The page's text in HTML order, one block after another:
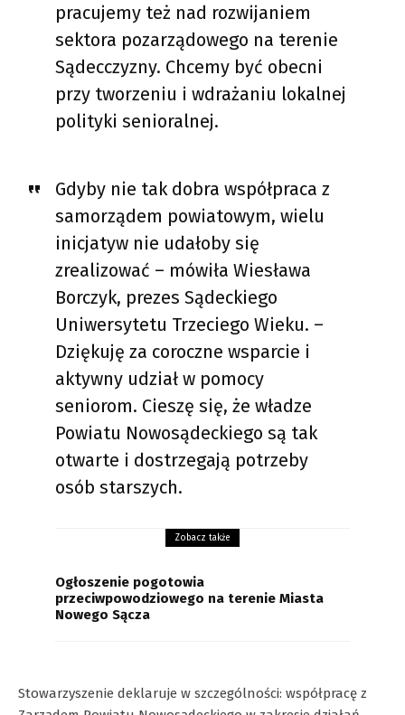
pracujemy też nad rozwijaniem
sektora pozarządowego na terenie
Sądecczyzny. Chcemy być obecni
przy tworzeniu i wdrażaniu lokalnej
polityki senioralnej.
Gdyby nie tak dobra współpraca z
samorządem powiatowym, wielu
inicjatyw nie udałoby się
zrealizować – mówiła Wiesława
Borczyk, prezes Sądeckiego
Uniwersytetu Trzeciego Wieku. –
Dziękuję za coroczne wsparcie i
aktywny udział w pomocy
seniorom. Cieszę się, że władze
Powiatu Nowosądeckiego są tak
otwarte i dostrzegają potrzeby
osób starszych.
Zobacz także
Ogłoszenie pogotowia
przeciwpowodziowego na terenie Miasta
Nowego Sącza
Stowarzyszenie deklaruje w szczególności: współpracę z